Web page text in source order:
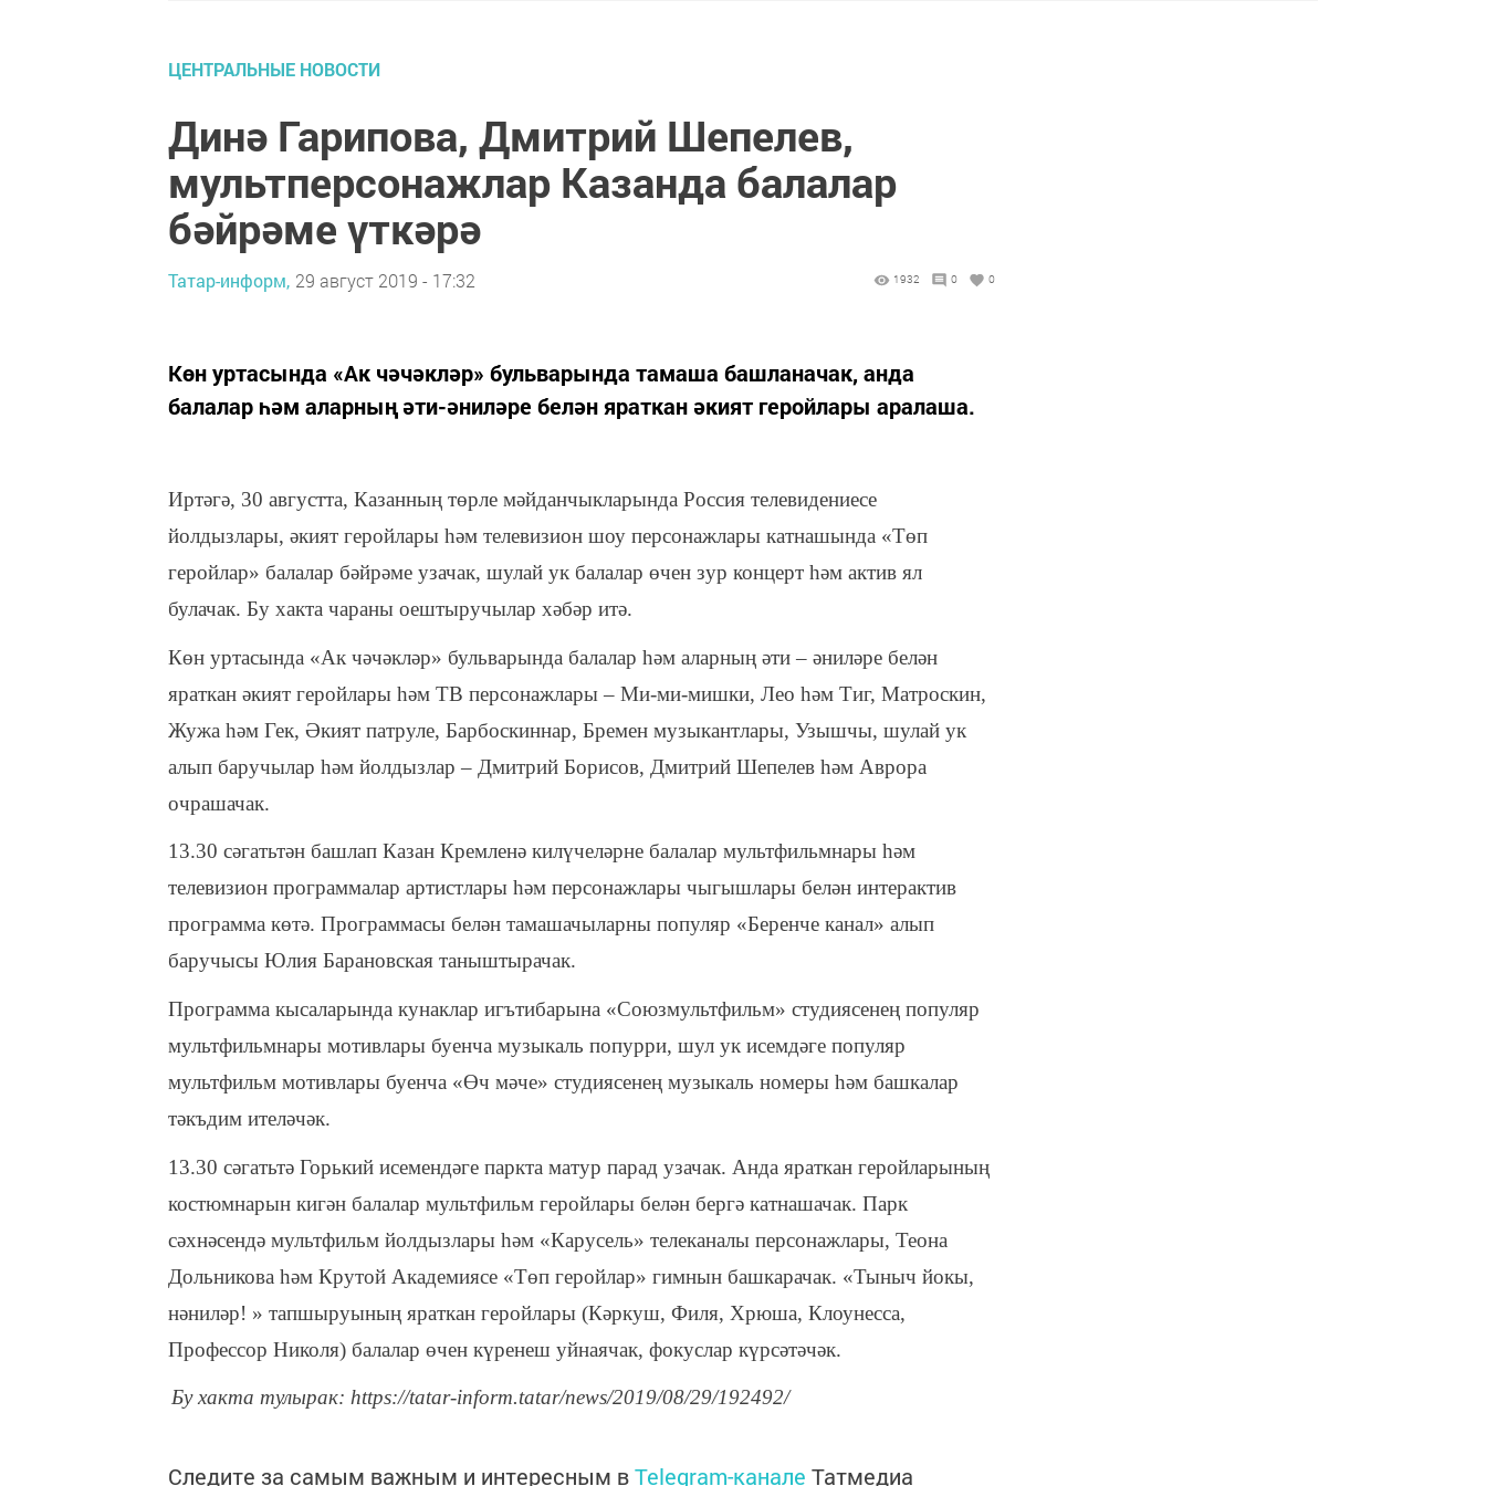
ЦЕНТРАЛЬНЫЕ НОВОСТИ
Динә Гарипова, Дмитрий Шепелев,
мультперсонажлар Казанда балалар
бәйрәме үткәрә
Татар-информ, 29 август 2019 - 17:32 1932 0 0
Көн уртасында «Ак чәчәкләр» бульварында тамаша башланачак, анда
балалар һәм аларның әти-әниләре белән яраткан әкият геройлары аралаша.
Иртәгә, 30 августта, Казанның төрле мәйданчыкларында Россия телевидениесе
йолдызлары, әкият геройлары һәм телевизион шоу персонажлары катнашында «Төп
геройлар» балалар бәйрәме узачак, шулай ук балалар өчен зур концерт һәм актив ял
булачак. Бу хакта чараны оештыручылар хәбәр итә.
Көн уртасында «Ак чәчәкләр» бульварында балалар һәм аларның әти – әниләре белән
яраткан әкият геройлары һәм ТВ персонажлары – Ми-ми-мишки, Лео һәм Тиг, Матроскин,
Жужа һәм Гек, Әкият патруле, Барбоскиннар, Бремен музыкантлары, Узышчы, шулай ук
алып баручылар һәм йолдызлар – Дмитрий Борисов, Дмитрий Шепелев һәм Аврора
очрашачак.
13.30 сәгатьтән башлап Казан Кремленә килүчеләрне балалар мультфильмнары һәм
телевизион программалар артистлары һәм персонажлары чыгышлары белән интерактив
программа көтә. Программасы белән тамашачыларны популяр «Беренче канал» алып
баручысы Юлия Барановская таныштырачак.
Программа кысаларында кунаклар игътибарына «Союзмультфильм» студиясенең популяр
мультфильмнары мотивлары буенча музыкаль попурри, шул ук исемдәге популяр
мультфильм мотивлары буенча «Өч мәче» студиясенең музыкаль номеры һәм башкалар
тәкъдим ителәчәк.
13.30 сәгатьтә Горький исемендәге паркта матур парад узачак. Анда яраткан геройларының
костюмнарын кигән балалар мультфильм геройлары белән бергә катнашачак. Парк
сәхнәсендә мультфильм йолдызлары һәм «Карусель» телеканалы персонажлары, Теона
Дольникова һәм Крутой Академиясе «Төп геройлар» гимнын башкарачак. «Тыныч йокы,
нәниләр! » тапшыруының яраткан геройлары (Кәркуш, Филя, Хрюша, Клоунесса,
Профессор Николя) балалар өчен күренеш уйнаячак, фокуслар күрсәтәчәк.
Бу хакта тулырак: https://tatar-inform.tatar/news/2019/08/29/192492/
Следите за самым важным и интересным вTelegram-канале Татмедиа